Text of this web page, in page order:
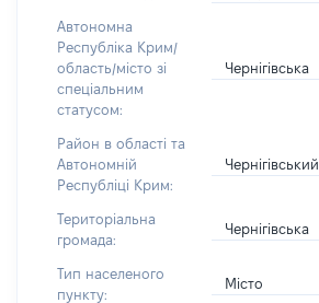
Автономна
Республіка Крим/
область/місто зі
спеціальним
статусом:
Чернігівська
Район в області та
Автономній
Республіці Крим:
Чернігівський
Територіальна
громада:
Чернігівська
Тип населеного
пункту:
Місто